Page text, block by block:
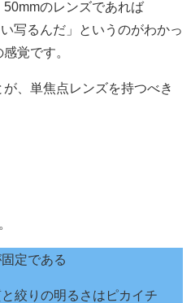
のレンズであれば
写るんだ」というのがわかっ
覚です。
、単焦点レンズを持つべき
定である
絞りの明るさはピカイチ